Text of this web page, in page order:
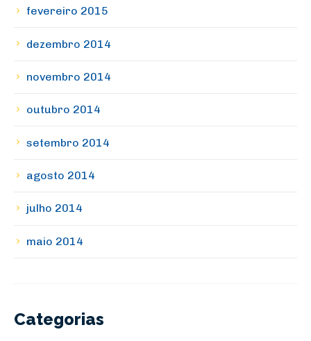
fevereiro 2015
dezembro 2014
novembro 2014
outubro 2014
setembro 2014
agosto 2014
julho 2014
maio 2014
Categorias